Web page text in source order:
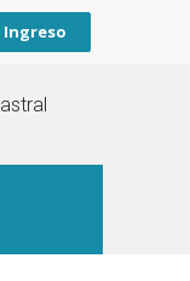
Ingreso